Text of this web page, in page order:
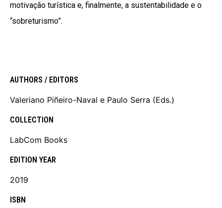
motivação turística e, finalmente, a sustentabilidade e o
“sobreturismo”.
AUTHORS / EDITORS
Valeriano Piñeiro-Naval e Paulo Serra (Eds.)
COLLECTION
LabCom Books
EDITION YEAR
2019
ISBN